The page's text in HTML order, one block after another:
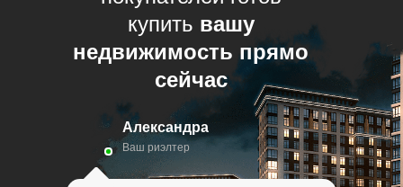
купить вашу
недвижимость прямо
сейчас
Александра
Ваш риэлтер